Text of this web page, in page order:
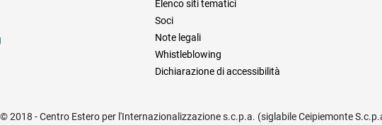
Elenco siti tematici
Soci
Note legali
Whistleblowing
Dichiarazione di accessibilità
© 2018 - Centro Estero per l'Internazionalizzazione s.c.p.a. (siglabile Ceipiemonte